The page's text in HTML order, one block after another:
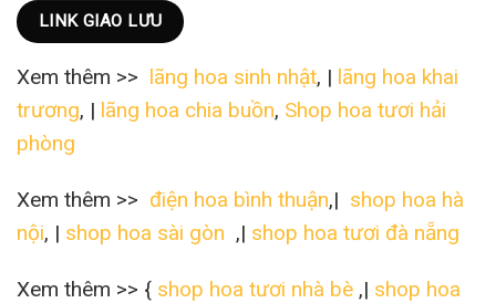
LINK GIAO LƯU
Xem thêm >> lãng hoa sinh nhật, | lãng hoa khai
trương, | lãng hoa chia buồn, Shop hoa tươi hải
phòng
Xem thêm >> điện hoa bình thuận,| shop hoa hà
nội, | shop hoa sài gòn ,| shop hoa tươi đà nẵng
Xem thêm >> { shop hoa tươi nhà bè ,| shop hoa